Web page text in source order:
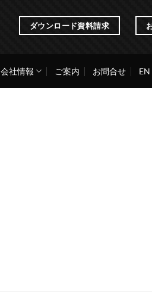
ダウンロード資料請求
会社情報 ご案内 お問合せ EN